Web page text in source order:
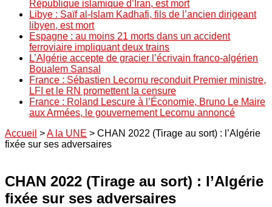
République islamique d’Iran, est mort
Libye : Saïf al-Islam Kadhafi, fils de l’ancien dirigeant
libyen, est mort
Espagne : au moins 21 morts dans un accident
ferroviaire impliquant deux trains
L’Algérie accepte de gracier l’écrivain franco-algérien
Boualem Sansal
France : Sébastien Lecornu reconduit Premier ministre,
LFI et le RN promettent la censure
France : Roland Lescure à l’Économie, Bruno Le Maire
aux Armées, le gouvernement Lecornu annoncé
Accueil >A la UNE > CHAN 2022 (Tirage au sort) : l’Algérie
fixée sur ses adversaires
CHAN 2022 (Tirage au sort) : l’Algérie
fixée sur ses adversaires